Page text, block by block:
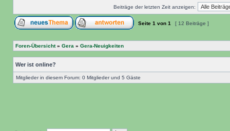
Beiträge der letzten Zeit anzeigen:
Seite 1 von 1 [ 12 Beiträge ]
Foren-Übersicht» Gera » Gera-Neuigkeiten
Wer ist online?
Mitglieder in diesem Forum: 0 Mitglieder und 5 Gäste